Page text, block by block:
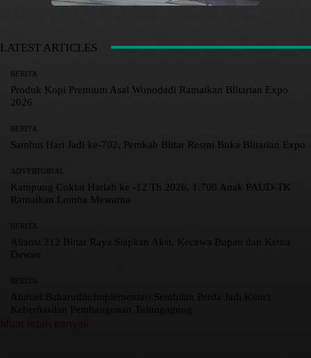
LATEST ARTICLES
BERITA
Produk Kopi Premium Asal Wonodadi Ramaikan Blitarian Expo
2026
BERITA
Sambut Hari Jadi ke-702, Pemkab Blitar Resmi Buka Blitarian Expo
ADVERTORIAL
Kampung Coklat Harlah ke -12 Th 2026, 1.700 Anak PAUD-TK
Ramaikan Lomba Mewarna
BERITA
Aliansi 212 Blitar Raya Siapkan Aksi, Kecewa Bupati dan Ketua
Dewan
BERITA